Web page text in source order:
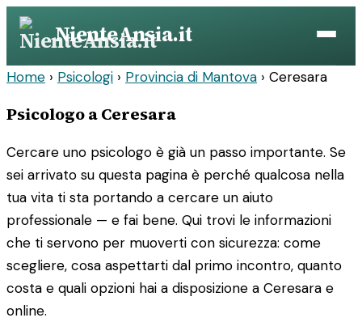
Vai
contenuto
NienteAnsia.it
Home › Psicologi › Provincia di Mantova › Ceresara
Psicologo a Ceresara
Cercare uno psicologo è già un passo importante. Se
sei arrivato su questa pagina è perché qualcosa nella
tua vita ti sta portando a cercare un aiuto
professionale — e fai bene. Qui trovi le informazioni
che ti servono per muoverti con sicurezza: come
scegliere, cosa aspettarti dal primo incontro, quanto
costa e quali opzioni hai a disposizione a Ceresara e
online.